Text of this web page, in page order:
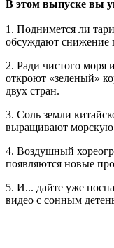
В этом выпуске вы
1. Поднимется ли
обсуждают снижение
2. Ради чистого
откроют «зеленый»
двух стран.
3. Соль земли
выращивают морскую
4. Воздушный
появляются новые
5. И... дайте уже
видео с сонным